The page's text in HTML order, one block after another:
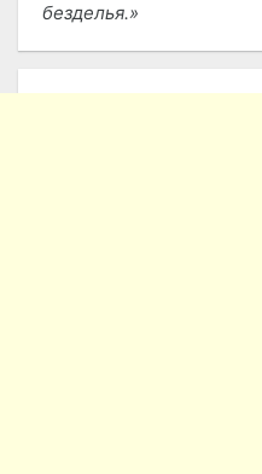
безделья.